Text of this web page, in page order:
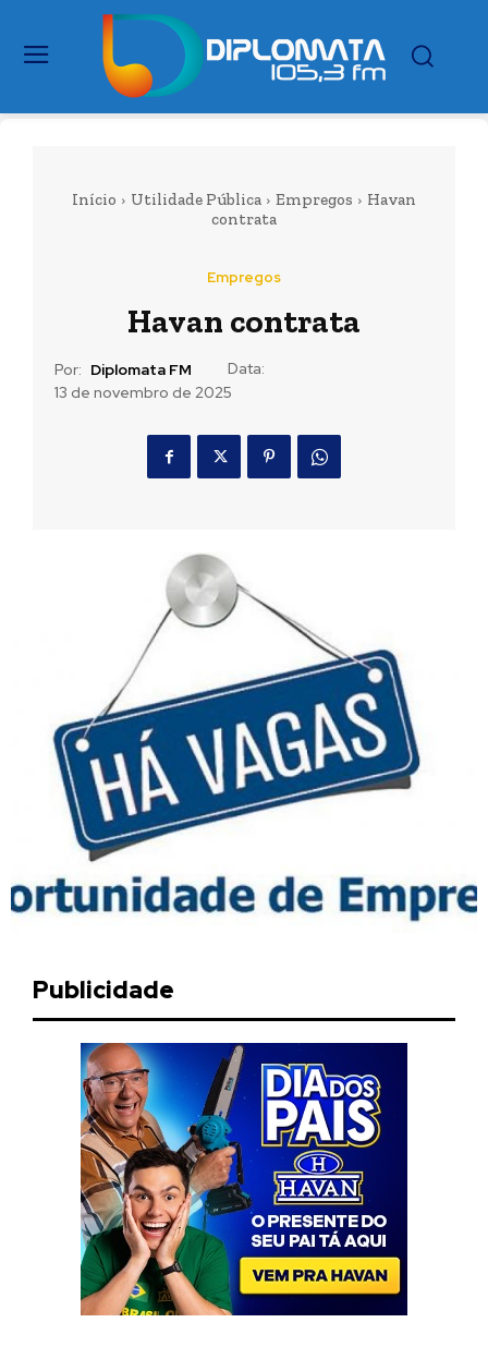
Início Utilidade Pública Empregos
Havan
contrata
Empregos
Havan contrata
Por: Diplomata FM
Data:
13 de novembro de 2025
Publicidade